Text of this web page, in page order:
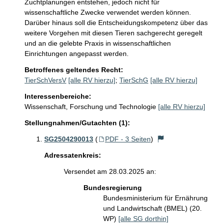
Zuchtplanungen entstehen, jedoch nicht für
wissenschaftliche Zwecke verwendet werden können.
Darüber hinaus soll die Entscheidungskompetenz über das
weitere Vorgehen mit diesen Tieren sachgerecht geregelt
und an die gelebte Praxis in wissenschaftlichen
Einrichtungen angepasst werden.
Betroffenes geltendes Recht:
TierSchVersV [alle RV hierzu]; TierSchG [alle RV hierzu]
Interessenbereiche:
Wissenschaft, Forschung und Technologie [alle RV hierzu]
Stellungnahmen/Gutachten (1):
SG2504290013 ( PDF - 3 Seiten)
Adressatenkreis:
Versendet am 28.03.2025 an:
Bundesregierung
Bundesministerium für Ernährung
und Landwirtschaft (BMEL) (20.
WP) [alle SG dorthin]